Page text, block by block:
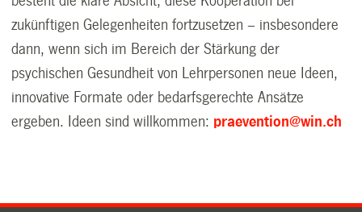
zukünftigen Gelegenheiten fortzusetzen – insbesondere
dann, wenn sich im Bereich der Stärkung der
psychischen Gesundheit von Lehrpersonen neue Ideen,
innovative Formate oder bedarfsgerechte Ansätze
ergeben. Ideen sind willkommen: praevention@win.ch